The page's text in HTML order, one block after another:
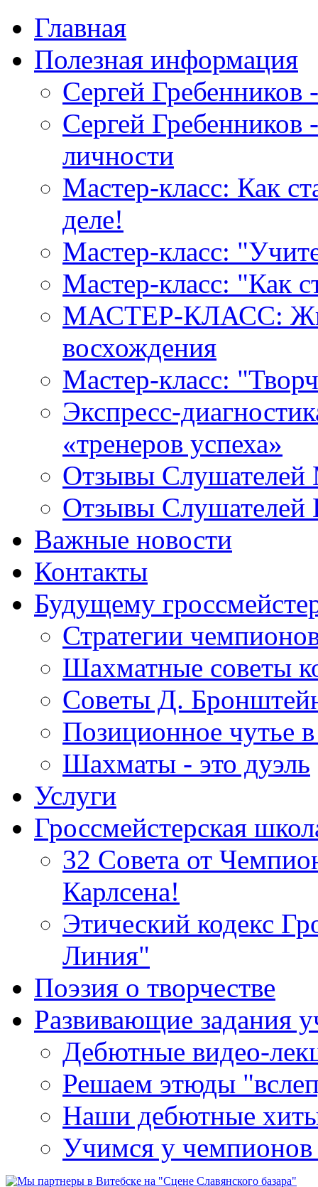
Главная
Полезная информация
Сергей
Сергей Гребенников
личности
Мастер-класс: Как
деле!
Мастер-класс:
Мастер-класс: "Как
МАСТЕР-КЛАСС:
восхождения
Мастер-класс:
Экспресс-
«тренеров успеха»
Отзывы Слушателей
Отзывы
Важные новости
Контакты
Будущему
Стратегии
Шахматные советы
Советы Д.
Позиционное чутье
Шахматы - это дуэль
Услуги
Гроссмейстерская
32 Совета от
Карлсена!
Этический кодекс
Линия"
Поэзия о творчестве
Развивающие задания
Дебютные видео-
Решаем этюды
Наши дебютные
Учимся у